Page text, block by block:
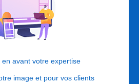
en avant votre expertise
image et pour vos clients